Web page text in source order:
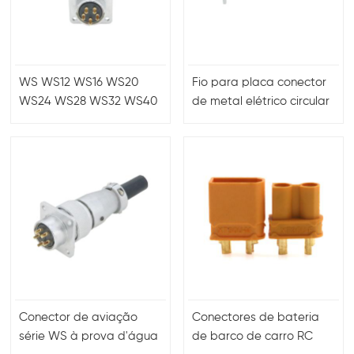
WS WS12 WS16 WS20
WS24 WS28 WS32 WS40
Fio para placa conector
de metal elétrico circular
Conector de aviação
série WS à prova d'água
Conectores de bateria
de barco de carro RC